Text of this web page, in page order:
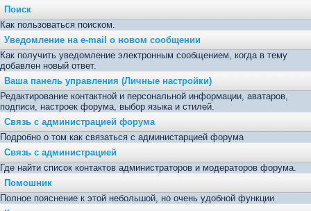
Поиск
Как пользоваться поиском.
Уведомление на е-mail о новом сообщении
Как получить уведомление электронным сообщением, когда в тему
добавлен новый ответ.
Ваша панель управления (Личные настройки)
Редактирование контактной и персональной информации, аватаров,
подписи, настроек форума, выбор языка и стилей.
Связь с администрацией форума
Подробно о том как связаться с администарцией форума
Связь с администрацией
Где найти список контактов администраторов и модераторов форума.
Помошник
Полное пояснение к этой небольшой, но очень удобной функции